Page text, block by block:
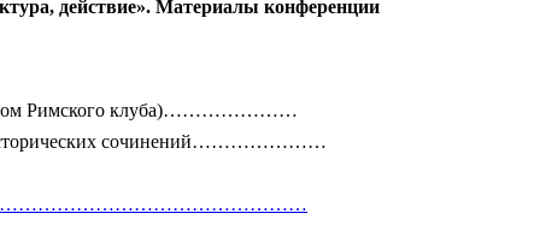
действие». Материалы конференции
Римского клуба)…………………
исторических сочинений…………………